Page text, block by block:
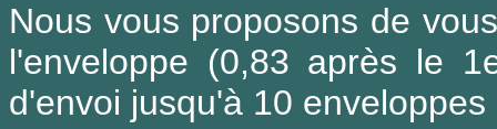
Nous vous proposons de
l'enveloppe (0,83 après le
d'envoi jusqu'à 10